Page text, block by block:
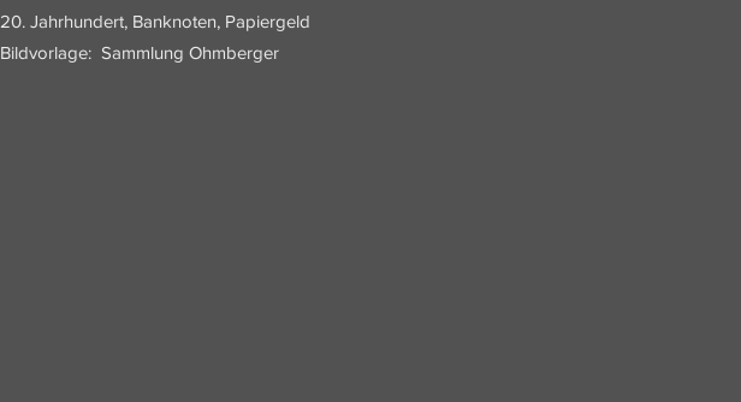
20. Jahrhundert, Banknoten, Papiergeld
Bildvorlage: Sammlung Ohmberger